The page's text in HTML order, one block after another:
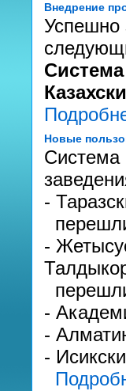
Внедрение
Успешно
Новые
Система
-
-
-
-
-